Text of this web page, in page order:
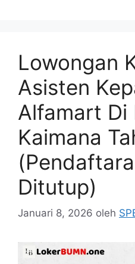
Lowongan
Asisten
Alfamart Di
Kaimana
Ditutup)
Januari 8, 2026 oleh